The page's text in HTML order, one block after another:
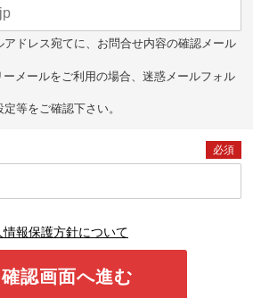
ドレス宛てに、お問合せ内容の確認メール
メールをご利用の場合、迷惑メールフォル
等をご確認下さい。
必須
情報保護方針について
確認画面へ進む